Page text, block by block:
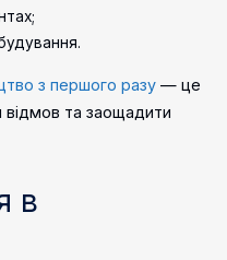
з першого разу — це
відмов та заощадити
в